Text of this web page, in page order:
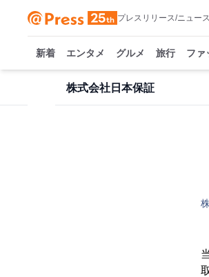
プレスリリース/ニュー
新着 エンタメ グルメ 旅行 ファ
株式会社日本保証